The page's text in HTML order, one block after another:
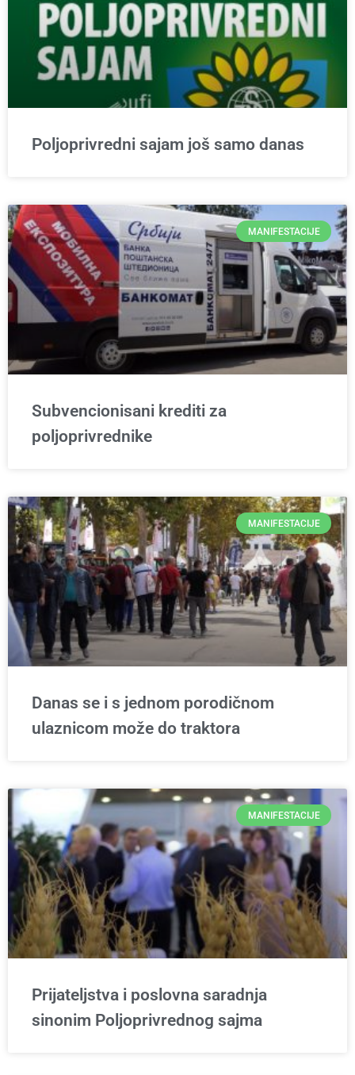
Poljoprivredni sajam još samo danas
MANIFESTACIJE
Subvencionisani krediti za
poljoprivrednike
MANIFESTACIJE
Danas se i s jednom porodičnom
ulaznicom može do traktora
MANIFESTACIJE
Prijateljstva i poslovna saradnja
sinonim Poljoprivrednog sajma